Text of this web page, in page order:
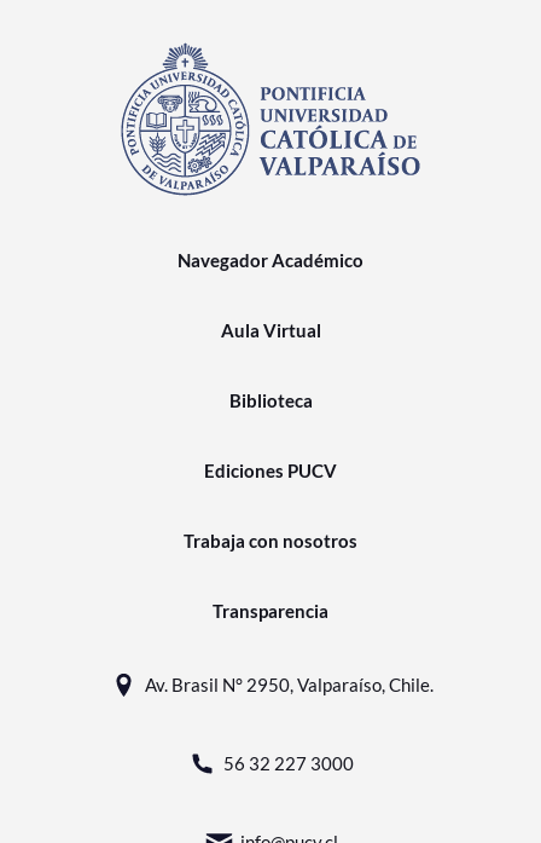
Navegador Académico
Aula Virtual
Biblioteca
Ediciones PUCV
Trabaja con nosotros
Transparencia
Av. Brasil N° 2950, Valparaíso, Chile.
56 32 227 3000